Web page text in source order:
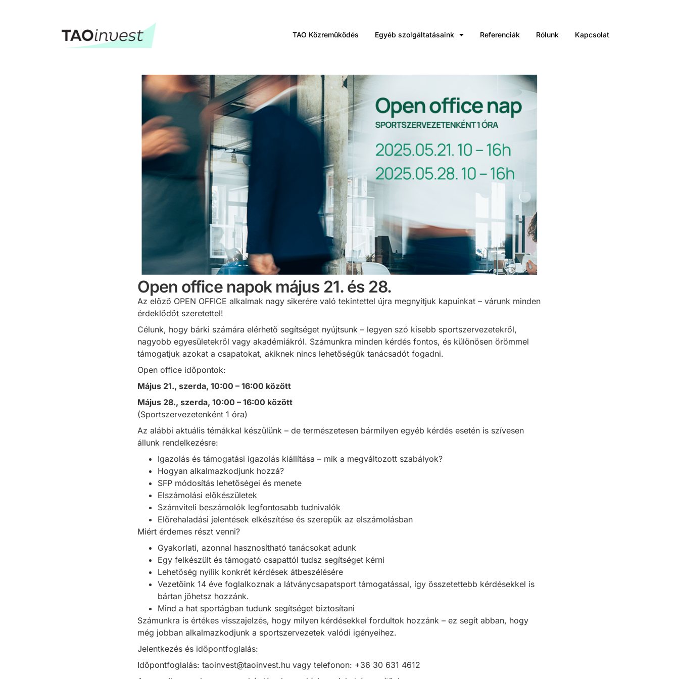
TAO Közreműködés Egyéb szolgáltatásaink Referenciák Rólunk Kapcsolat
Open office napok május 21. és 28.
Az előző OPEN OFFICE alkalmak nagy sikerére való tekintettel újra megnyitjuk kapuinkat – várunk minden
érdeklődőt szeretettel!
Célunk, hogy bárki számára elérhető segítséget nyújtsunk – legyen szó kisebb sportszervezetekről,
nagyobb egyesületekről vagy akadémiákról. Számunkra minden kérdés fontos, és különösen örömmel
támogatjuk azokat a csapatokat, akiknek nincs lehetőségük tanácsadót fogadni.
Open office időpontok:
Május 21., szerda, 10:00 – 16:00 között
Május 28., szerda, 10:00 – 16:00 között
(Sportszervezetenként 1 óra)
Az alábbi aktuális témákkal készülünk – de természetesen bármilyen egyéb kérdés esetén is szívesen
állunk rendelkezésre:
Igazolás és támogatási igazolás kiállítása – mik a megváltozott szabályok?
Hogyan alkalmazkodjunk hozzá?
SFP módosítás lehetőségei és menete
Elszámolási előkészületek
Számviteli beszámolók legfontosabb tudnivalók
Előrehaladási jelentések elkészítése és szerepük az elszámolásban
Miért érdemes részt venni?
Gyakorlati, azonnal hasznosítható tanácsokat adunk
Egy felkészült és támogató csapattól tudsz segítséget kérni
Lehetőség nyílik konkrét kérdések átbeszélésére
Vezetőink 14 éve foglalkoznak a látványcsapatsport támogatással, így összetettebb kérdésekkel is
bártan jöhetsz hozzánk.
Mind a hat sportágban tudunk segítséget biztosítani
Számunkra is értékes visszajelzés, hogy milyen kérdésekkel fordultok hozzánk – ez segít abban, hogy
még jobban alkalmazkodjunk a sportszervezetek valódi igényeihez.
Jelentkezés és időpontfoglalás:
Időpontfoglalás: taoinvest@taoinvest.hu vagy telefonon: +36 30 631 4612